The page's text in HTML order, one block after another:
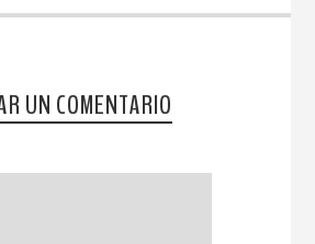
UN COMENTARIO